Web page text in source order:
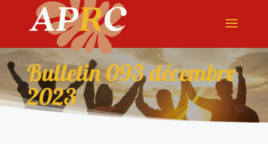
Bulletin 093 décembre
2023